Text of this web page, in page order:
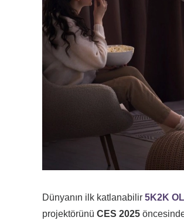
Dünyanın ilk katlanabilir 5K2K
projektörünü CES 2025